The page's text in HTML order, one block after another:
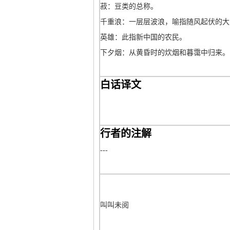
菽：豆类的总称。
千重浪：一层层波浪，喻指随风起伏的
英雄：此指新中国的农民。
下夕烟：从黄昏时的炊烟和暮霭中归来。
白话译文
行者的注解
---
叫叫未阅